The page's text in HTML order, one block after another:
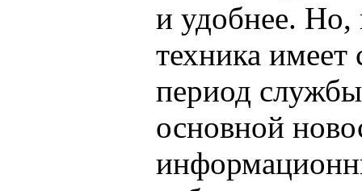
и удобнее. Но,
техника
период
основной